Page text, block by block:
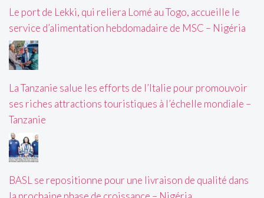
Le port de Lekki, qui reliera Lomé au Togo, accueille le
service d’alimentation hebdomadaire de MSC – Nigéria
La Tanzanie salue les efforts de l’Italie pour promouvoir
ses riches attractions touristiques à l’échelle mondiale –
Tanzanie
BASL se repositionne pour une livraison de qualité dans